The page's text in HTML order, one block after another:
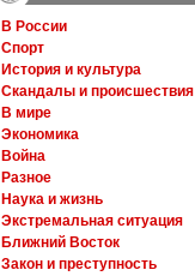
В России
Спорт
История и культура
Скандалы и происшествия
В мире
Экономика
Война
Разное
Наука и жизнь
Экстремальная ситуация
Ближний Восток
Закон и преступность